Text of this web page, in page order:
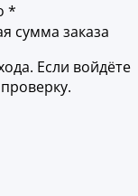
*
сумма заказа
Если войдёте